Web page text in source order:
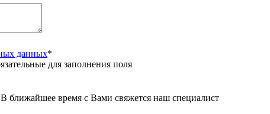
данных*
для заполнения поля
ближайшее время с Вами свяжется наш специалист